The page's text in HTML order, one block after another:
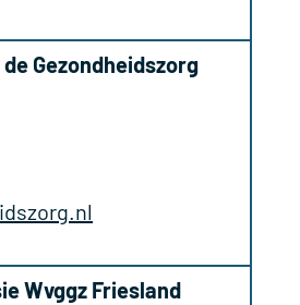
Gezondheidszorg
Wvggz Friesland